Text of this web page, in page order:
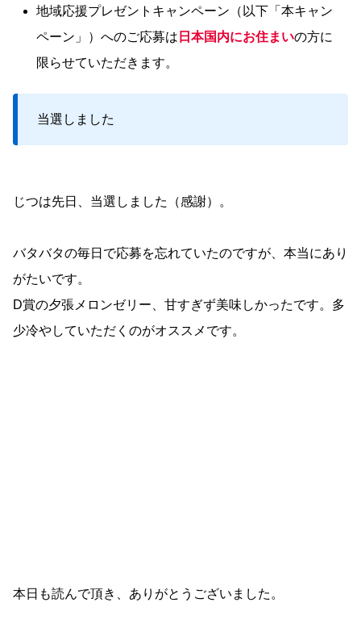
地域応援プレゼントキャンペーン（以下「本キャン
ペーン」）へのご応募は 日本国内にお住まいの方に
限らせていただきます。
当選しました
じつは先日、当選しました（感謝）。
バタバタの毎日で応募を忘れていたのですが、本当にあり
がたいです。
D賞の夕張メロンゼリー、甘すぎず美味しかったです。多
少冷やしていただくのがオススメです。
本日も読んで頂き、ありがとうございました。